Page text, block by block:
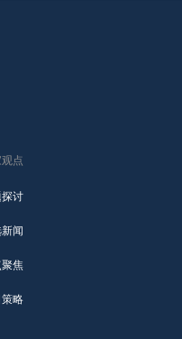
点
讨
闻
焦
略